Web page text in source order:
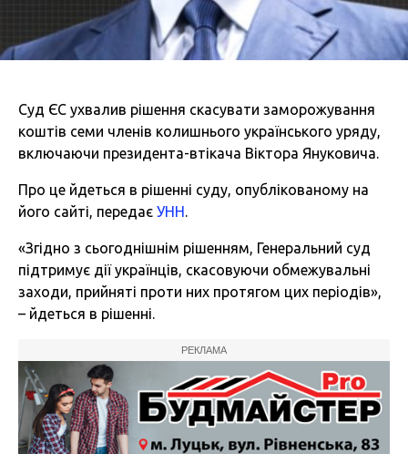
Суд ЄС ухвалив рішення скасувати заморожування
коштів семи членів колишнього українського уряду,
включаючи президента-втікача Віктора Януковича.
Про це йдеться в рішенні суду, опублікованому на
його сайті, передає УНН .
«Згідно з сьогоднішнім рішенням, Генеральний суд
підтримує дії українців, скасовуючи обмежувальні
заходи, прийняті проти них протягом цих періодів»,
– йдеться в рішенні.
РЕКЛАМА